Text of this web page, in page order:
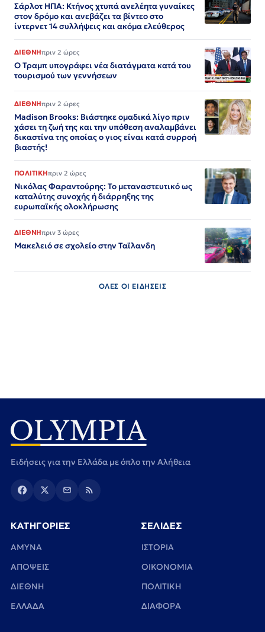
Σάρλοτ ΗΠΑ: Κτήνος χτυπά ανελέητα γυναίκες
στον δρόμο και ανεβάζει τα βίντεο στο
ίντερνετ 14 συλλήψεις και ακόμα ελεύθερος​​​​​​​​​​​​​​​​​​​​​​​​​​​​​​​​​​​​​​​​​​​​​​​​​​
ΔΙΕΘΝΗπριν 2 ώρες
Ο Τραμπ υπογράφει νέα διατάγματα κατά του
τουρισμού των γεννήσεων
ΔΙΕΘΝΗπριν 2 ώρες
Madison Brooks: Βιάστηκε ομαδικά λίγο πριν
χάσει τη ζωή της και την υπόθεση αναλαμβάνει
δικαστίνα της οποίας ο γιος είναι κατά συρροή
βιαστής!
ΠΟΛΙΤΙΚΗπριν 2 ώρες
Νικόλας Φαραντούρης: Το μεταναστευτικό ως
καταλύτης συνοχής ή διάρρηξης της
ευρωπαϊκής ολοκλήρωσης
ΔΙΕΘΝΗπριν 3 ώρες
Μακελειό σε σχολείο στην Ταϊλανδη
ΟΛΕΣ ΟΙ ΕΙΔΗΣΕΙΣ
Ειδήσεις για την Ελλάδα με όπλο την Αλήθεια
ΚΑΤΗΓΟΡΙΕΣ
ΑΜΥΝΑ
ΑΠΟΨΕΙΣ
ΔΙΕΘΝΗ
ΕΛΛΑΔΑ
ΣΕΛΙΔΕΣ
ΙΣΤΟΡΙΑ
ΟΙΚΟΝΟΜΙΑ
ΠΟΛΙΤΙΚΗ
ΔΙΑΦΟΡΑ